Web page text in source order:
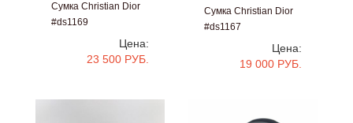
Сумка Christian Dior
#ds1169
Цена:
23 500 РУБ.
Сумка Christian Dior
#ds1167
Цена:
19 000 РУБ.